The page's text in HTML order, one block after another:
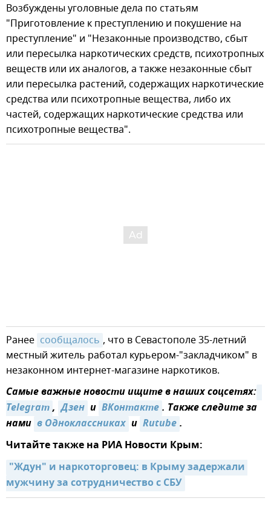
Возбуждены уголовные дела по статьям
"Приготовление к преступлению и покушение на
преступление" и "Незаконные производство, сбыт
или пересылка наркотических средств, психотропных
веществ или их аналогов, а также незаконные сбыт
или пересылка растений, содержащих наркотические
средства или психотропные вещества, либо их
частей, содержащих наркотические средства или
психотропные вещества".
Ранее сообщалось , что в Севастополе 35-летний
местный житель работал курьером-"закладчиком" в
незаконном интернет-магазине наркотиков.
Самые важные новости ищите в наших соцсетях:
Telegram, Дзен и ВКонтакте. Также следите за
нами в Одноклассниках и Rutube.
Читайте также на РИА Новости Крым:
"Ждун" и наркоторговец: в Крыму задержали
мужчину за сотрудничество с СБУ